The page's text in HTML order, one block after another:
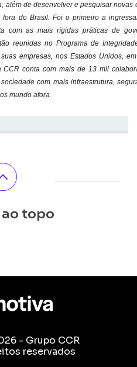
além de desenvolver e pesquisar
fora do Brasil. Foi o primeiro a
com as mais rígidas práticas de
reunidas no Programa de
empresas, nos Estados Unidos,
conta com mais de 13 mil
com mais infraestrutura,
mundo afora.
topo
- Grupo CCR
reservados